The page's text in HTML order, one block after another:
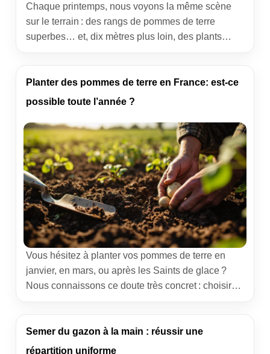
Chaque printemps, nous voyons la même scène
sur le terrain : des rangs de pommes de terre
superbes… et, dix mètres plus loin, des plants
une règle simple : un arrosage régulier, mesuré et
bien positionné fait la récolte. Voici notre méthode,
Planter des pommes de terre en France: est-ce
possible toute l’année ?
Vous hésitez à planter vos pommes de terre en
janvier, en mars, ou après les Saints de glace ?
Nous connaissons ce doute très concret : choisir
terrain coopératif, pour savoir quand planter selon
votre région, comment étirer la […]
Semer du gazon à la main : réussir une
répartition uniforme